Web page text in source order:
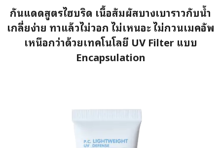
กันแดดสูตรไฮบริด เนื้อสัมผัสบางเบาราวกับน้ำ
เกลี่ยง่าย ทาแล้วไม่วอก ไม่เหนอะ ไม่กวนเมคอัพ
เหนือกว่าด้วยเทคโนโลยี UV Filter แบบ
Encapsulation